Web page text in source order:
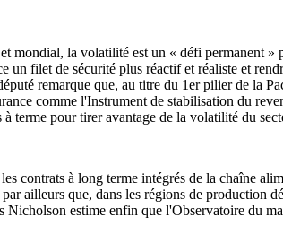
mondial, la volatilité est un « défi permanent
filet de sécurité plus réactif et réaliste et
remarque que, au titre du 1er pilier de la
comme l'Instrument de stabilisation du
terme pour tirer avantage de la volatilité du
contrats à long terme intégrés de la chaîne
ailleurs que, dans les régions de production
Nicholson estime enfin que l'Observatoire du